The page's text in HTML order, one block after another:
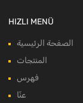
HIZLI MENÜ
الصفحة الرئيسية
المنتجات
فهرس
عنّا